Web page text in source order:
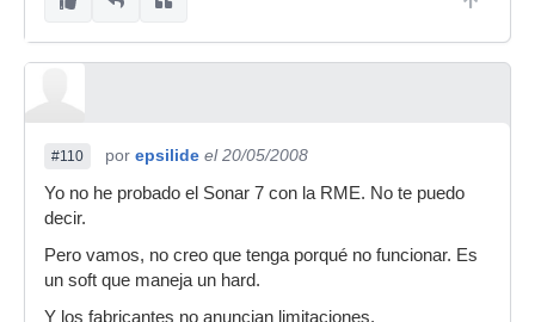
#110 por epsilide el 20/05/2008
Yo no he probado el Sonar 7 con la RME. No te puedo
decir.
Pero vamos, no creo que tenga porqué no funcionar. Es
un soft que maneja un hard.
Y los fabricantes no anuncian limitaciones.